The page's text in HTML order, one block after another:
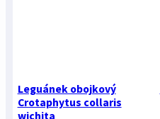
Leguánek obojkový
Crotaphytus collaris
wichita